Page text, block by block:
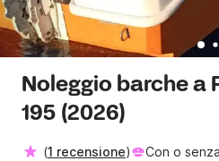
Noleggio barche a
195 (2026)
(1 recensione) Con o